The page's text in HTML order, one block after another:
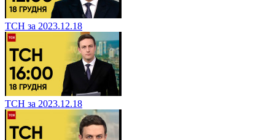
ТСН за 2023.12.18
ТСН за 2023.12.18